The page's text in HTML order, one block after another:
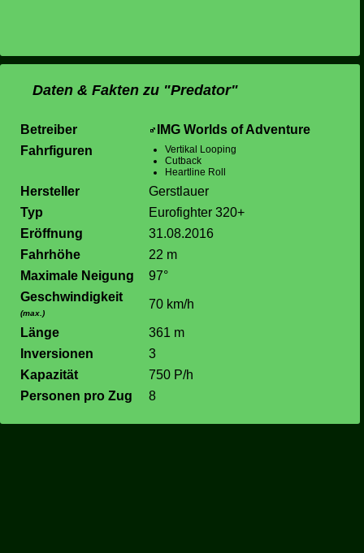
Daten & Fakten zu "Predator"
Betreiber
IMG Worlds of Adventure
Fahrfiguren
Vertikal Looping
Cutback
Heartline Roll
Hersteller
Gerstlauer
Typ
Eurofighter 320+
Eröffnung
31.08.2016
Fahrhöhe
22 m
Maximale Neigung
97°
Geschwindigkeit
(max.)
70 km/h
Länge
361 m
Inversionen
3
Kapazität
750 P/h
Personen pro Zug
8